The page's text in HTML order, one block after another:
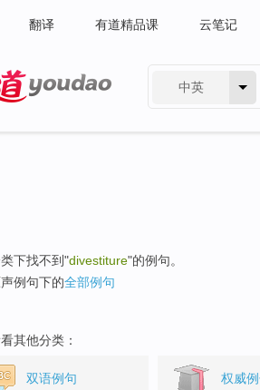
翻译 有道精品课 云笔记
中英
下找不到"divestiture"的例句。
例句下的全部例句
其他分类：
双语例句 权威